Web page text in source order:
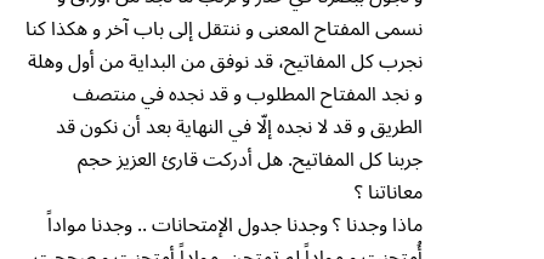
نسمى المفتاح المعنى و ننتقل إلى باب آخر و هكذا كنا
نجرب كل المفاتيح، قد نوفق من البداية من أول وهلة
و نجد المفتاح المطلوب و قد نجده في منتصف
الطريق و قد لا نجده إلّا في النهاية بعد أن نكون قد
جربنا كل المفاتيح. هل أدركت قارئ العزيز حجم
معاناتنا ؟
ماذا وجدنا ؟ وجدنا جدول الإمتحانات .. وجدنا مواداً